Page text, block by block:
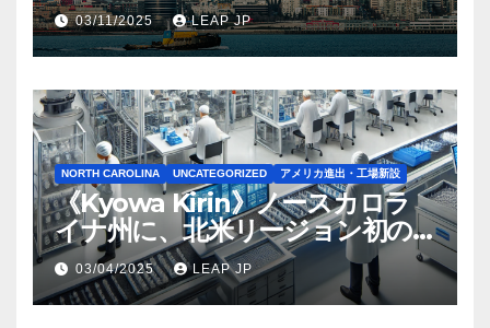
完了
03/11/2025 LEAP JP
NORTH CAROLINA UNCATEGORIZED アメリカ進出・工場新設
《Kyowa Kirin》ノースカロラ
イナ州に、北米リージョン初の
工場建設を決定
03/04/2025 LEAP JP